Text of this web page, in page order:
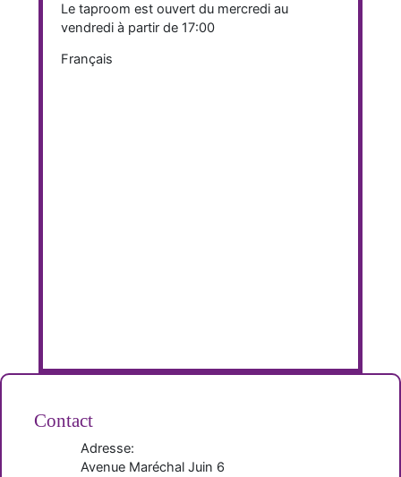
Contact
Adresse:
Avenue Maréchal Juin 6
Le taproom est ouvert du mercredi au
vendredi à partir de 17:00
Français